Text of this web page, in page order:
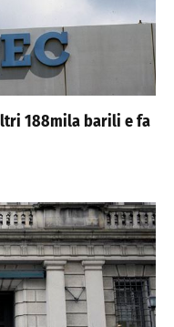
188mila barili e fa